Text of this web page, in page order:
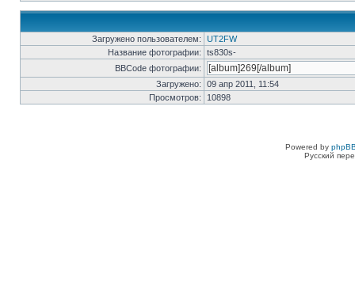
Загружено пользователем:
UT2FW
Название фотографии:
ts830s-
BBCode фотографии:
Загружено:
09 апр 2011, 11:54
Просмотров:
10898
Powered by
Русский